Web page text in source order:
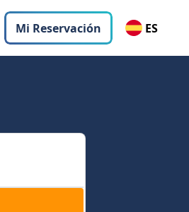
Mi Reservación ES